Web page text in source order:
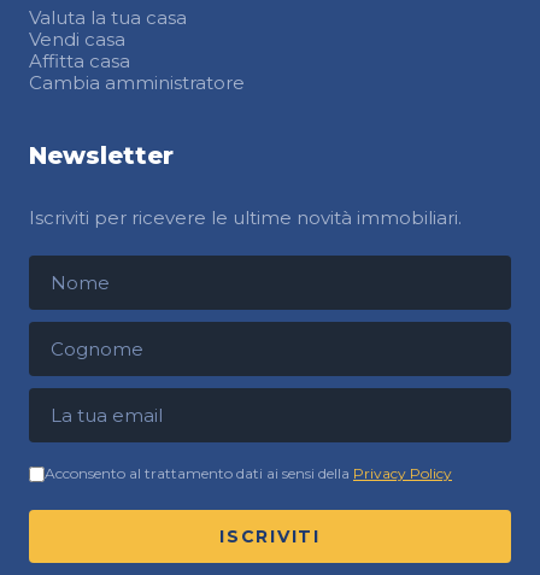
Valuta la tua casa
Vendi casa
Affitta casa
Cambia amministratore
Newsletter
Iscriviti per ricevere le ultime novità immobiliari.
Nome
Cognome
Indirizzo email
Acconsento al trattamento dati ai sensi della Privacy Policy
ISCRIVITI